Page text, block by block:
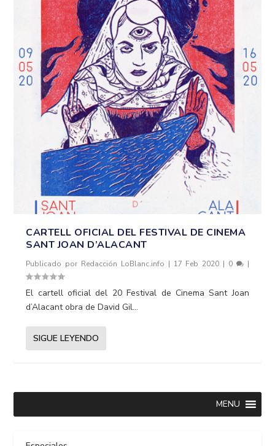
CARTELL OFICIAL DEL FESTIVAL DE CINEMA
SANT JOAN D’ALACANT
Publicado por Redacción LoBlanc.info | 17 Feb 2020 | 0 |
El cartell oficial del 20 Festival de Cinema Sant Joan
d’Alacant obra de David Gil...
SIGUE LEYENDO
MENU